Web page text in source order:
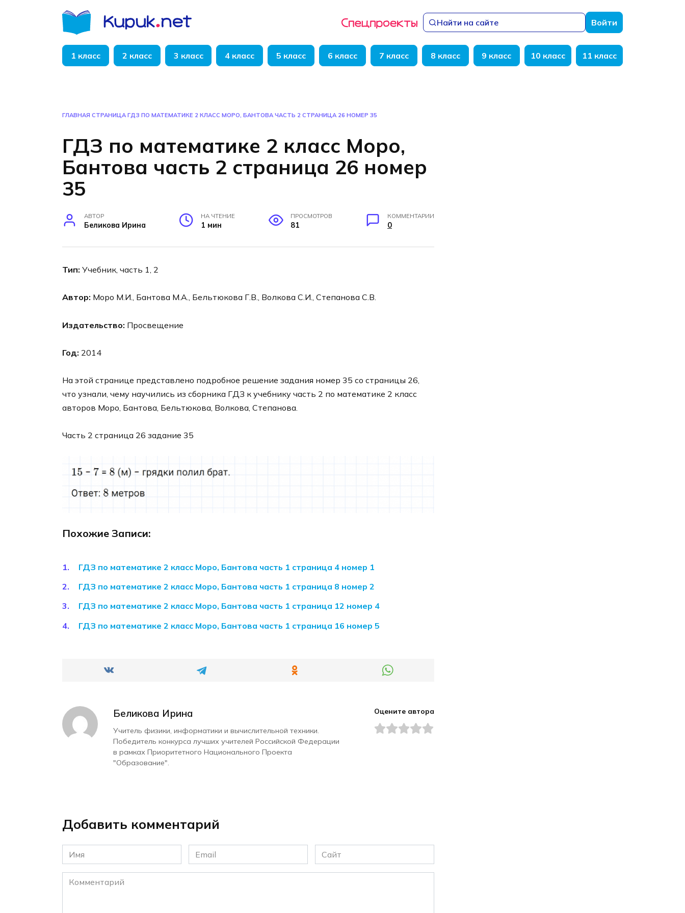
Найти на сайте Войти
1 класс 2 класс 3 класс 4 класс 5 класс 6 класс 7 класс 8 класс 9 класс 10 класс 11 класс
ГЛАВНАЯ СТРАНИЦА ГДЗ ПО МАТЕМАТИКЕ 2 КЛАСС МОРО, БАНТОВА ЧАСТЬ 2 СТРАНИЦА 26 НОМЕР 35
ГДЗ по математике 2 класс Моро,
Бантова часть 2 страница 26 номер
35
АВТОР
Беликова Ирина
НА ЧТЕНИЕ
1 мин
ПРОСМОТРОВ
81
КОММЕНТАРИИ
0
Тип: Учебник, часть 1, 2
Автор: Моро М.И., Бантова М.А., Бельтюкова Г.В., Волкова С.И., Степанова С.В.
Издательство: Просвещение
Год: 2014
На этой странице представлено подробное решение задания номер 35 со страницы 26,
что узнали, чему научились из сборника ГДЗ к учебнику часть 2 по математике 2 класс
авторов Моро, Бантова, Бельтюкова, Волкова, Степанова.
Часть 2 страница 26 задание 35
Похожие Записи:
ГДЗ по математике 2 класс Моро, Бантова часть 1 страница 4 номер 1
ГДЗ по математике 2 класс Моро, Бантова часть 1 страница 8 номер 2
ГДЗ по математике 2 класс Моро, Бантова часть 1 страница 12 номер 4
ГДЗ по математике 2 класс Моро, Бантова часть 1 страница 16 номер 5
Беликова Ирина
Учитель физики, информатики и вычислительной техники.
Победитель конкурса лучших учителей Российской Федерации
в рамках Приоритетного Национального Проекта
"Образование".
Оцените автора
Добавить комментарий
Имя
*
Email
*
Сайт
Комментарий